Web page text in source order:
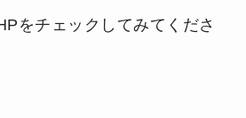
をチェックしてみてくださ